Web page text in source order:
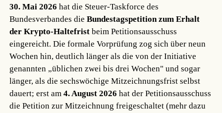
30. Mai 2026 hat die Steuer-Taskforce des
Bundesverbandes dieBundestagspetition zum Erhalt
der Krypto-Haltefrist beim Petitionsausschuss
eingereicht. Die formale Vorprüfung zog sich über neun
Wochen hin, deutlich länger als die von der Initiative
genannten „üblichen zwei bis drei Wochen" und sogar
länger, als die sechswöchige Mitzeichnungsfrist selbst
dauert; erst am4. August 2026 hat der Petitionsausschuss
die Petition zur Mitzeichnung freigeschaltet (mehr dazu